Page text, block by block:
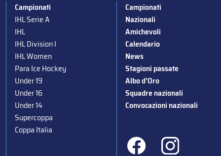
Campionati
IHL Serie A
IHL
IHL Division I
IHL Women
Para Ice Hockey
Under 19
Under 16
Under 14
Supercoppa
Coppa Italia
Campionati
Nazionali
Amichevoli
Calendario
News
Stagioni passate
Albo d’Oro
Squadre nazionali
Convocazioni nazionali